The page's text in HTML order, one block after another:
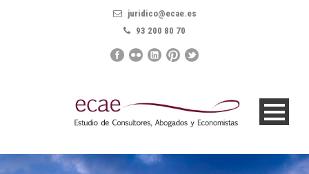
juridico@ecae.es
93 200 80 70